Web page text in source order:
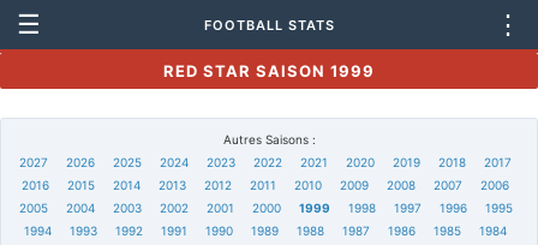
☰ FOOTBALL STATS ⋮
RED STAR SAISON 1999
Autres Saisons :
2027
2026 2025 2024 2023 2022 2021 2020 2019 2018
2017
2016
2015 2014 2013 2012 2011 2010 2009 2008 2007
2006
2005
2004 2003 2002 2001 2000 1999 1998 1997 1996
1995
1994
1993 1992 1991 1990 1989 1988 1987 1986 1985
1984